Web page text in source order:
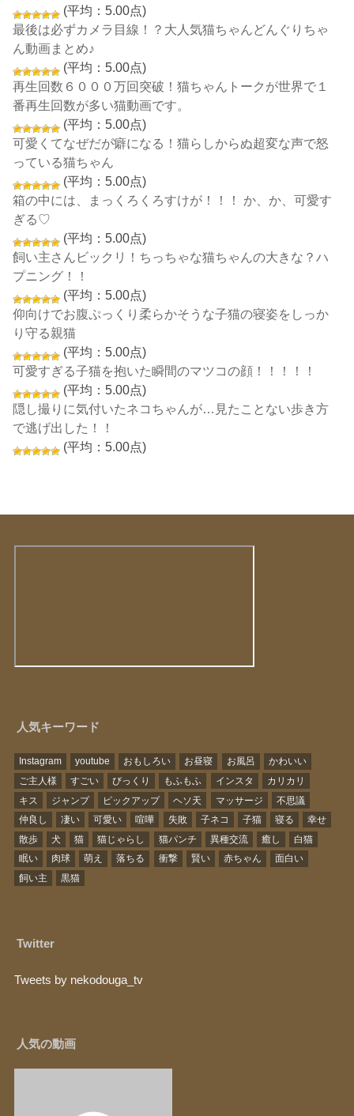
(平均：5.00点)
最後は必ずカメラ目線！？大人気猫ちゃんどんぐりちゃ
ん動画まとめ♪
(平均：5.00点)
再生回数６０００万回突破！猫ちゃんトークが世界で１
番再生回数が多い猫動画です。
(平均：5.00点)
可愛くてなぜだが癖になる！猫らしからぬ超変な声で怒
っている猫ちゃん
(平均：5.00点)
箱の中には、まっくろくろすけが！！！ か、か、可愛す
ぎる♡
(平均：5.00点)
飼い主さんビックリ！ちっちゃな猫ちゃんの大きな？ハ
プニング！！
(平均：5.00点)
仰向けでお腹ぷっくり柔らかそうな子猫の寝姿をしっか
り守る親猫
(平均：5.00点)
可愛すぎる子猫を抱いた瞬間のマツコの顔！！！！！
(平均：5.00点)
隠し撮りに気付いたネコちゃんが…見たことない歩き方
で逃げ出した！！
(平均：5.00点)
人気キーワード
Instagram youtube おもしろい お昼寝 お風呂
かわいい
ご主人様
すごい びっくり もふもふ インスタ
カリカリ
キス
ジャンプ ピックアップ ヘソ天 マッサージ
不思議
仲良し
凄い 可愛い 喧嘩 失敗 子ネコ 子猫 寝る
幸せ
散歩
犬 猫 猫じゃらし 猫パンチ 異種交流 癒し
白猫
眠い
肉球 萌え 落ちる 衝撃 賢い 赤ちゃん
面白い
飼い主
黒猫
Twitter
Tweets by nekodouga_tv
人気の動画